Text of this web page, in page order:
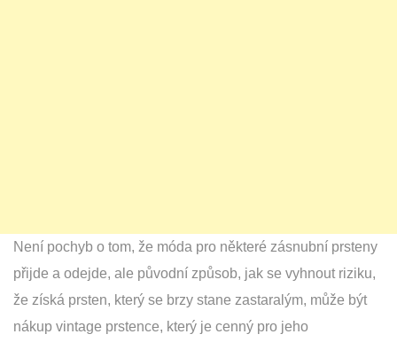
Není pochyb o tom, že móda pro některé zásnubní prsteny
přijde a odejde, ale původní způsob, jak se vyhnout riziku,
že získá prsten, který se brzy stane zastaralým, může být
nákup vintage prstence, který je cenný pro jeho